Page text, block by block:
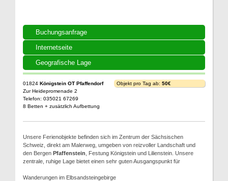
Buchungsanfrage
Internetseite
Geografische Lage
01824 Königstein OT Pfaffendorf
Zur Heidepromenade 2
Telefon: 035021 67269
8 Betten + zusätzlich Aufbettung
Objekt pro Tag ab: 50€
Unsere Ferienobjekte befinden sich im Zentrum der Sächsischen
Schweiz, direkt am Malerweg, umgeben von reizvoller Landschaft und
den Bergen Pfaffenstein , Festung Königstein und Lilienstein. Unsere
zentrale, ruhige Lage bietet einen sehr guten Ausgangspunkt für
Wanderungen im Elbsandsteingebirge